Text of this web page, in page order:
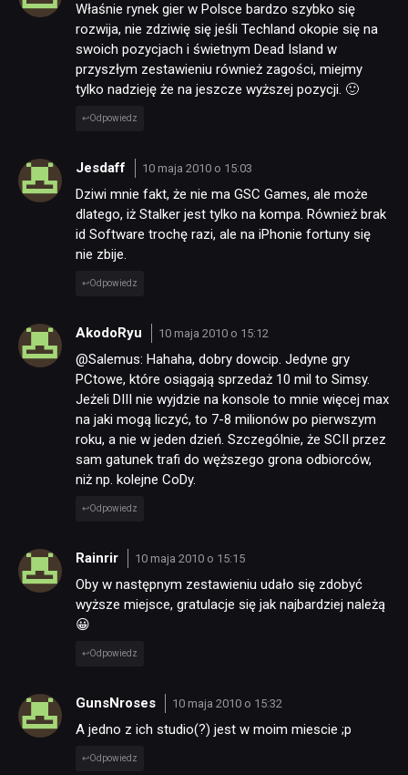
Właśnie rynek gier w Polsce bardzo szybko się
rozwija, nie zdziwię się jeśli Techland okopie się na
swoich pozycjach i świetnym Dead Island w
przyszłym zestawieniu również zagości, miejmy
tylko nadzieję że na jeszcze wyższej pozycji. 🙂
Odpowiedz
Jesdaff 10 maja 2010 o 15:03
Dziwi mnie fakt, że nie ma GSC Games, ale może
dlatego, iż Stalker jest tylko na kompa. Również brak
id Software trochę razi, ale na iPhonie fortuny się
nie zbije.
Odpowiedz
AkodoRyu 10 maja 2010 o 15:12
@Salemus: Hahaha, dobry dowcip. Jedyne gry
PCtowe, które osiągają sprzedaż 10 mil to Simsy.
Jeżeli DIII nie wyjdzie na konsole to mnie więcej max
na jaki mogą liczyć, to 7-8 milionów po pierwszym
roku, a nie w jeden dzień. Szczególnie, że SCII przez
sam gatunek trafi do węższego grona odbiorców,
niż np. kolejne CoDy.
Odpowiedz
Rainrir 10 maja 2010 o 15:15
Oby w następnym zestawieniu udało się zdobyć
wyższe miejsce, gratulacje się jak najbardziej należą
😀
Odpowiedz
GunsNroses 10 maja 2010 o 15:32
A jedno z ich studio(?) jest w moim miescie ;p
Odpowiedz